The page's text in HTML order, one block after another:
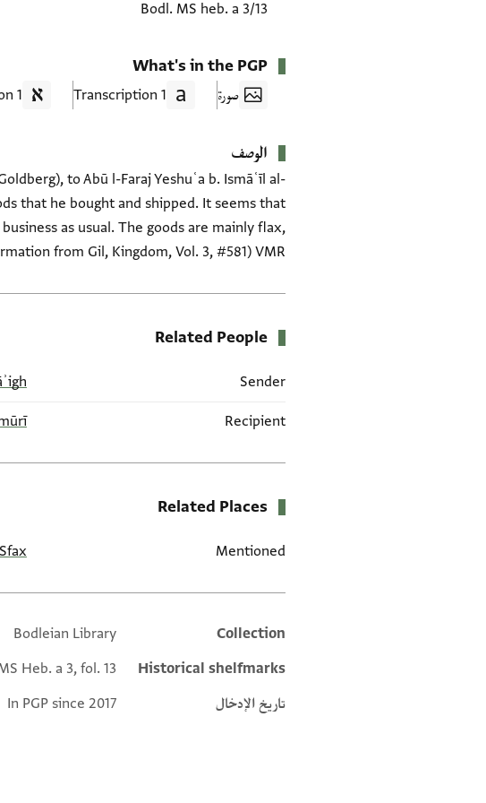
Bodl. MS heb. a 3/13
What's in the PGP
صورة 1 Transcription
1 Translation
الوصف
to Abū l-Faraj Yeshuʿa b. Ismāʿīl al-
that he bought and shipped. It seems that
as usual. The goods are mainly flax,
from Gil, Kingdom, Vol. 3, #581) VMR
Related People
Sender
Recipient
Related Places
Mentioned
Sfax
Additional metadata
Collection
Bodleian Library
Historical shelfmarks
Heb. a 3, fol. 13
تاريخ الإدخال
In PGP since 2017